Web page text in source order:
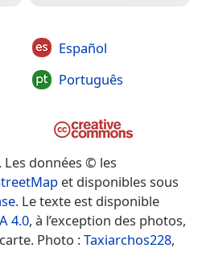
Español
Português
. Les données © les
et disponibles sous
. Le texte est disponible
4.0, à l’exception des photos,
Photo :Taxiarchos228,